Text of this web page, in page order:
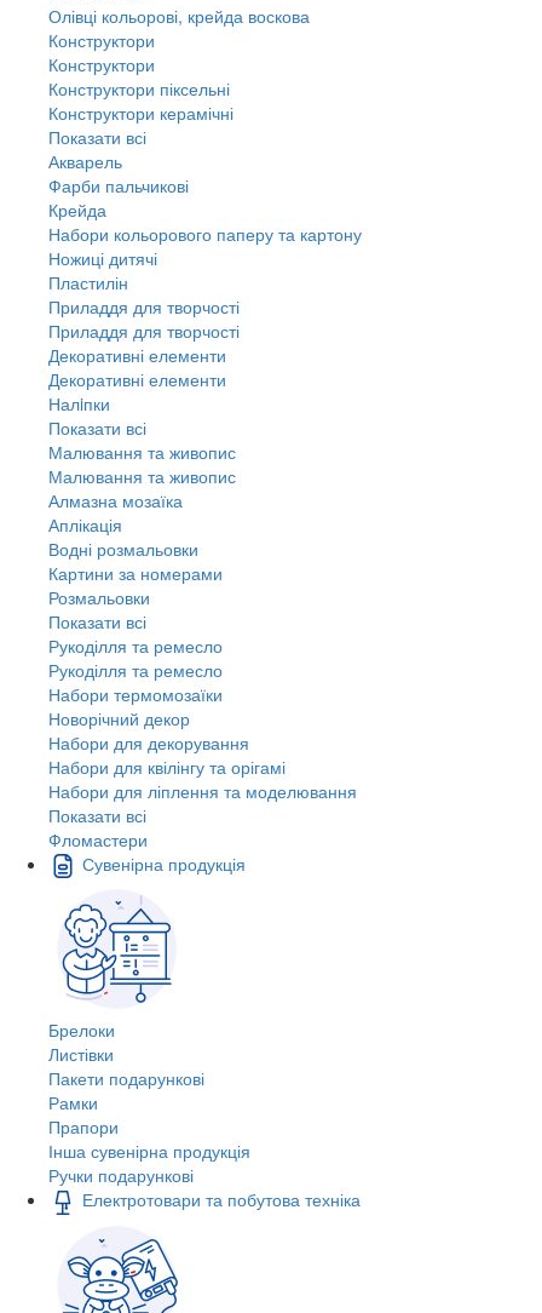
Олівці кольорові, крейда воскова
Конструктори
Конструктори
Конструктори піксельні
Конструктори керамічні
Показати всі
Акварель
Фарби пальчикові
Крейда
Набори кольорового паперу та картону
Ножиці дитячі
Пластилін
Приладдя для творчості
Приладдя для творчості
Декоративні елементи
Декоративні елементи
Налiпки
Показати всі
Малювання та живопис
Малювання та живопис
Алмазна мозаїка
Аплікація
Водні розмальовки
Картини за номерами
Розмальовки
Показати всі
Рукоділля та ремесло
Рукоділля та ремесло
Набори термомозаїки
Новорічний декор
Набори для декорування
Набори для квілінгу та орігамі
Набори для ліплення та моделювання
Показати всі
Фломастери
Сувенірна продукція
Брелоки
Листівки
Пакети подарункові
Рамки
Прапори
Інша сувенірна продукція
Ручки подарункові
Електротовари та побутова техніка